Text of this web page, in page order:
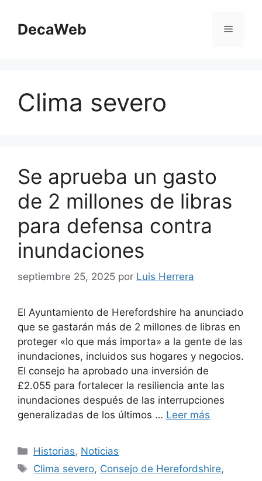
contenido
DecaWeb Menú
Clima severo
Se aprueba un gasto
de 2 millones de libras
para defensa contra
inundaciones
septiembre 25, 2025 por Luis Herrera
El Ayuntamiento de Herefordshire ha anunciado
que se gastarán más de 2 millones de libras en
proteger «lo que más importa» a la gente de las
inundaciones, incluidos sus hogares y negocios.
El consejo ha aprobado una inversión de
£2.055 para fortalecer la resiliencia ante las
inundaciones después de las interrupciones
generalizadas de los últimos … Leer más
Categorías
Historias, Noticias
Etiquetas
Clima severo, Consejo de Herefordshire,